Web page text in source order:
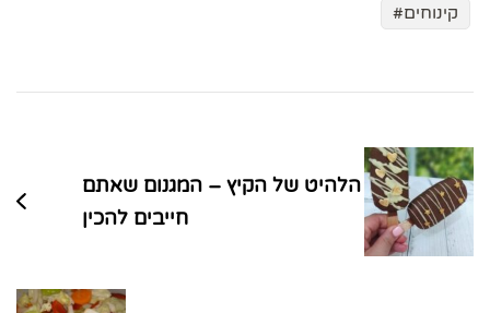
קינוחים
בפוסטים
הלהיט של הקיץ – המגנום שאתם
חייבים להכין